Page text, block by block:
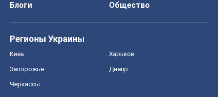
Блоги
Общество
Регионы Украины
Киев Харьков
Запорожье Днепр
Черкассы